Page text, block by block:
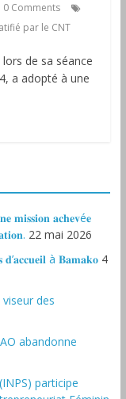
0 Comments
par le CNT
de sa séance
a adopté à une
𝐦𝐢𝐬𝐬𝐢𝐨𝐧 𝐚𝐜𝐡𝐞𝐯é𝐞
22 mai 2026
𝐝’𝐚𝐜𝐜𝐮𝐞𝐢𝐥 à 𝐁𝐚𝐦𝐚𝐤𝐨 4
des
abandonne
participe